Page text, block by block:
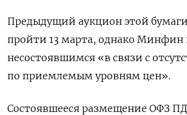
Предыдущий аукцион этой
пройти 13 марта, однако Минфин
несостоявшимся «в связи с
по приемлемым уровням цен».
Состоявшееся размещение ОФЗ